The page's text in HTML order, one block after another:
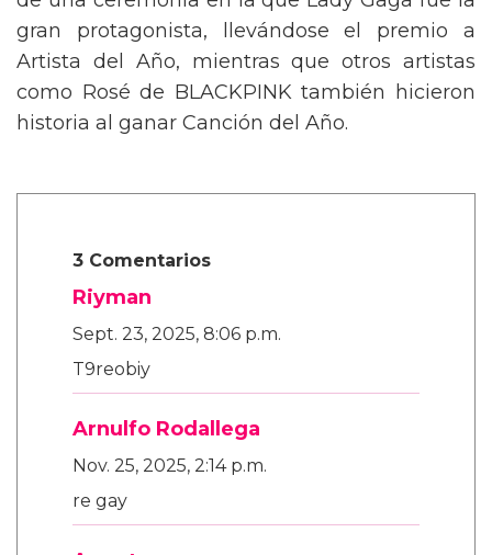
de una ceremonia en la que Lady Gaga fue la
gran protagonista, llevándose el premio a
Artista del Año, mientras que otros artistas
como Rosé de BLACKPINK también hicieron
historia al ganar Canción del Año.
Riyman
Arnulfo Rodallega